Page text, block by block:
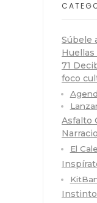
Súbele
71
foco
Asfalto
El